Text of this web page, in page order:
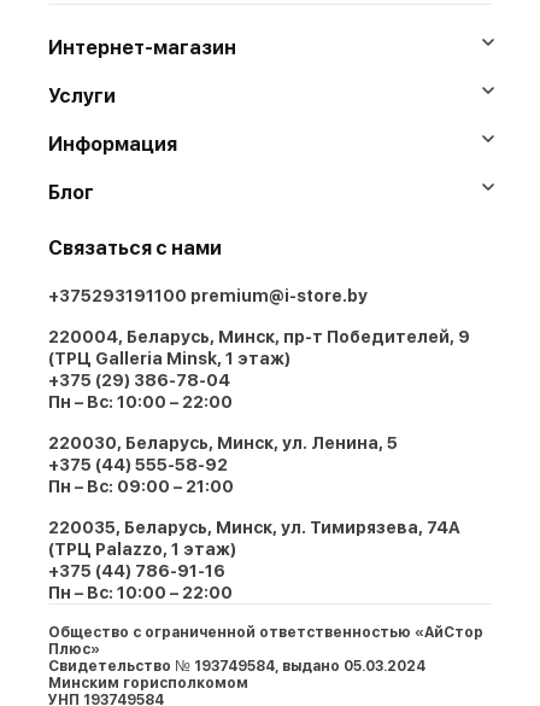
Интернет-магазин
Услуги
Информация
Блог
Связаться с нами
+375293191100 premium@i-store.by
220004, Беларусь, Минск, пр-т Победителей, 9
(ТРЦ Galleria Minsk, 1 этаж)
+375 (29) 386-78-04
Пн – Вс: 10:00 – 22:00
220030, Беларусь, Минск, ул. Ленина, 5
+375 (44) 555-58-92
Пн – Вс: 09:00 – 21:00
220035, Беларусь, Минск, ул. Тимирязева, 74A
(ТРЦ Palazzo, 1 этаж)
+375 (44) 786-91-16
Пн – Вс: 10:00 – 22:00
Общество с ограниченной ответственностью «АйСтор
Плюс»
Свидетельство № 193749584, выдано 05.03.2024
Минским горисполкомом
УНП 193749584